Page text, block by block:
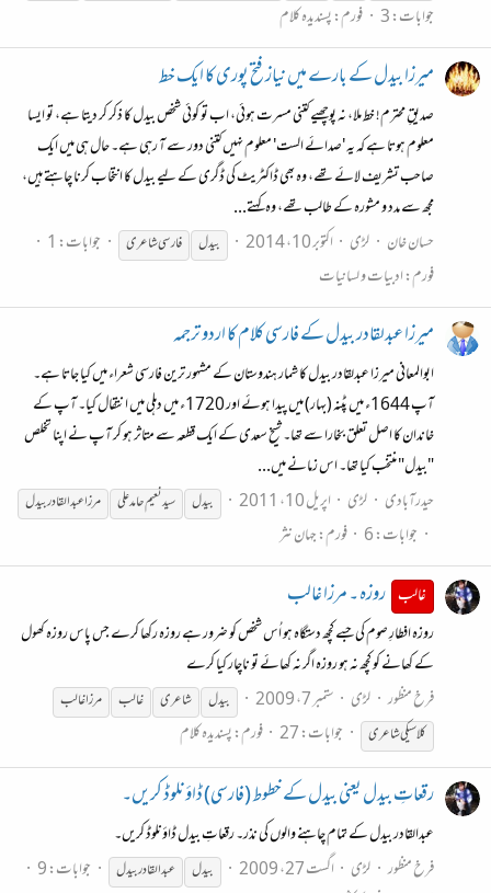
جوابات: 3 فورم:پسندیدہ کلام
میرزا بیدل کے بارے میں نیاز فتح پوری کا ایک خط
صدیقِ محترم! خط ملا، نہ پوچھیے کتنی مسرت ہوئی، اب تو کوئی شخص بیدل کا ذکر کر دیتا ہے، تو ایسا
معلوم ہوتا ہے کہ یہ 'صدائے الست' معلوم نہیں کتنی دور سے آ رہی ہے۔ حال ہی میں ایک
صاحب تشریف لائے تھے، وہ بھی ڈاکٹریٹ کی ڈگری کے لیے بیدل کا انتخاب کرنا چاہتے ہیں،
مجھ سے مدد و مشورہ کے طالب تھے، وہ کہتے...
حسان خان
لڑی اکتوبر 10، 2014 بیدل فارسی شاعری
جوابات: 1
فورم:ادبیات و لسانیات
میرزا عبدلقادر بیدل کے فارسی کلام کا اردو ترجمہ
ابوالمعانی میرزا عبدلقادر بیدل کا شمار ہندوستان کے مشہور ترین فارسی شعراء میں کیا جاتا ہے۔
آپ 1644ء میں پٹنہ (بہار) میں پیدا ہوئے اور 1720ء میں دہلی میں انتقال کیا۔ آپ کے
خاندان کا اصل تعلق بخارا سے تھا۔ شیخ سعدی کے ایک قطعہ سے متاثر ہو کر آپ نے اپنا تخلص
"بیدل" منتخب کیا تھا۔ اس زمانے میں...
حیدرآبادی
لڑی اپریل 10، 2011 بیدل سید نعیم حامد علی مرزا عبد القادربیدل
جوابات: 6 فورم:جہان نثر
غالب روزہ ۔ مرزا غالب
روزہ افطارِ صوم کی جسے کچھ دستگاہ ہو اُس شخص کو ضرور ہے روزہ رکھا کرے جس پاس روزہ کھول
کے کھانے کو کچھ نہ ہو روزہ اگر نہ کھائے تو ناچار کیا کرے
فرخ منظور لڑی ستمبر 7، 2009 بیدل شاعری غالب
مرزا غالب
کلاسیکی شاعری
جوابات: 27 فورم:پسندیدہ کلام
رقعاتِ بیدل یعنی بیدل کے خطوط (فارسی) ڈاؤنلوڈ کریں۔
عبدالقادر بیدل کے تمام چاہنے والوں کی نذر۔ رقعاتِ بیدل ڈاؤنلوڈ کریں۔
فرخ منظور لڑی اگست 27، 2009 بیدل عبدالقادربیدل
جوابات: 9